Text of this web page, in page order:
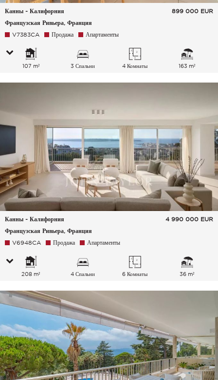
Канны - Калифорния
Французская Ривьера, Франция
899 000 EUR
V7383CA Продажа Апартаменты
107 m² 3 Спальни 4 Комнаты 163 m²
Канны - Калифорния
Французская Ривьера, Франция
4 990 000 EUR
V6948CA Продажа Апартаменты
208 m² 4 Спальни 6 Комнаты 36 m²